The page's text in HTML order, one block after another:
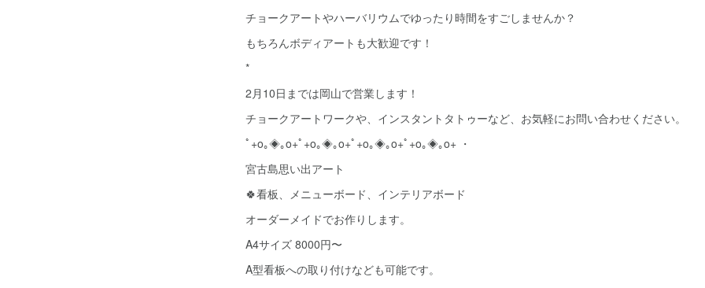
チョークアートやハーバリウムでゆったり時間をすごしませんか？
もちろんボディアートも大歓迎です！
*
2月10日までは岡山で営業します！
チョークアートワークや、インスタントタトゥーなど、お気軽にお問い合わせください。
ﾟ+o｡◈｡o+ﾟ+o｡◈｡o+ﾟ+o｡◈｡o+ﾟ+o｡◈｡o+ ・
宮古島思い出アート
🍀看板、メニューボード、インテリアボード
オーダーメイドでお作りします。
A4サイズ 8000円〜
A型看板への取り付けなども可能です。